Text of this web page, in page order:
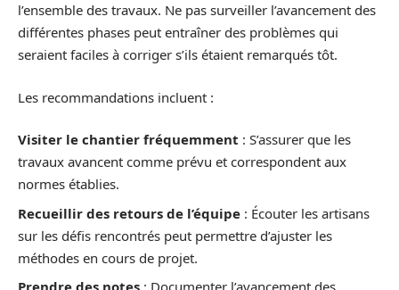
l’ensemble des travaux. Ne pas surveiller l’avancement des
différentes phases peut entraîner des problèmes qui
seraient faciles à corriger s’ils étaient remarqués tôt.
Les recommandations incluent :
Visiter le chantier fréquemment : S’assurer que les
travaux avancent comme prévu et correspondent aux
normes établies.
Recueillir des retours de l’équipe : Écouter les artisans
sur les défis rencontrés peut permettre d’ajuster les
méthodes en cours de projet.
Prendre des notes : Documenter l’avancement des